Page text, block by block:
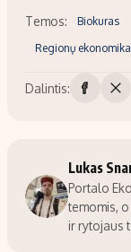
Temos: Biokuras
Regionų ekonomika
Dalintis:
Lukas
Portalo
temomis,
ir rytojaus